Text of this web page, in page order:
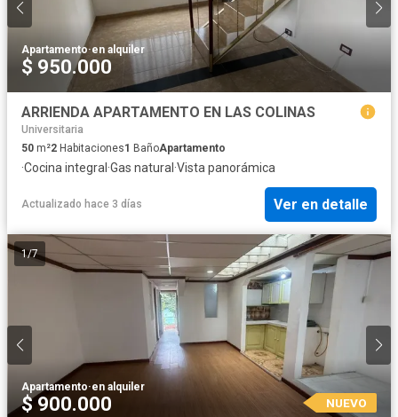
Apartamento·en alquiler
$ 950.000
ARRIENDA APARTAMENTO EN LAS COLINAS
Universitaria
50 m²2 Habitaciones1 BañoApartamento
·Cocina integral ·Gas natural ·Vista panorámica
Actualizado hace 3 días Ver en detalle
1/7
Apartamento·en alquiler
$ 900.000 NUEVO